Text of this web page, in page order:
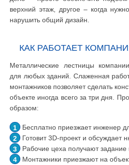
верхний этаж, другое – когда
нарушить общий дизайн.
КАК РАБОТАЕТ
Металлические лестницы
для любых зданий. Слаженная
монтажников позволяет сделать
объекте иногда всего за три дня.
образом:
Бесплатно приезжает инженер
Готовит 3D-проект и обсуждает
Рабочие цеха получают задание
Монтажники приезжают на